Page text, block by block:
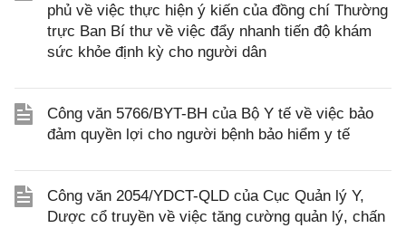
phủ về việc thực hiện ý kiến của đồng chí Thường
trực Ban Bí thư về việc đẩy nhanh tiến độ khám
sức khỏe định kỳ cho người dân
Công văn 5766/BYT-BH của Bộ Y tế về việc bảo
đảm quyền lợi cho người bệnh bảo hiểm y tế
Công văn 2054/YDCT-QLD của Cục Quản lý Y,
Dược cổ truyền về việc tăng cường quản lý, chấn